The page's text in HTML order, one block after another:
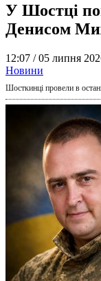
У Шостці
Денисом
12:07 /05 липня
Новини
Шосткинці провели в